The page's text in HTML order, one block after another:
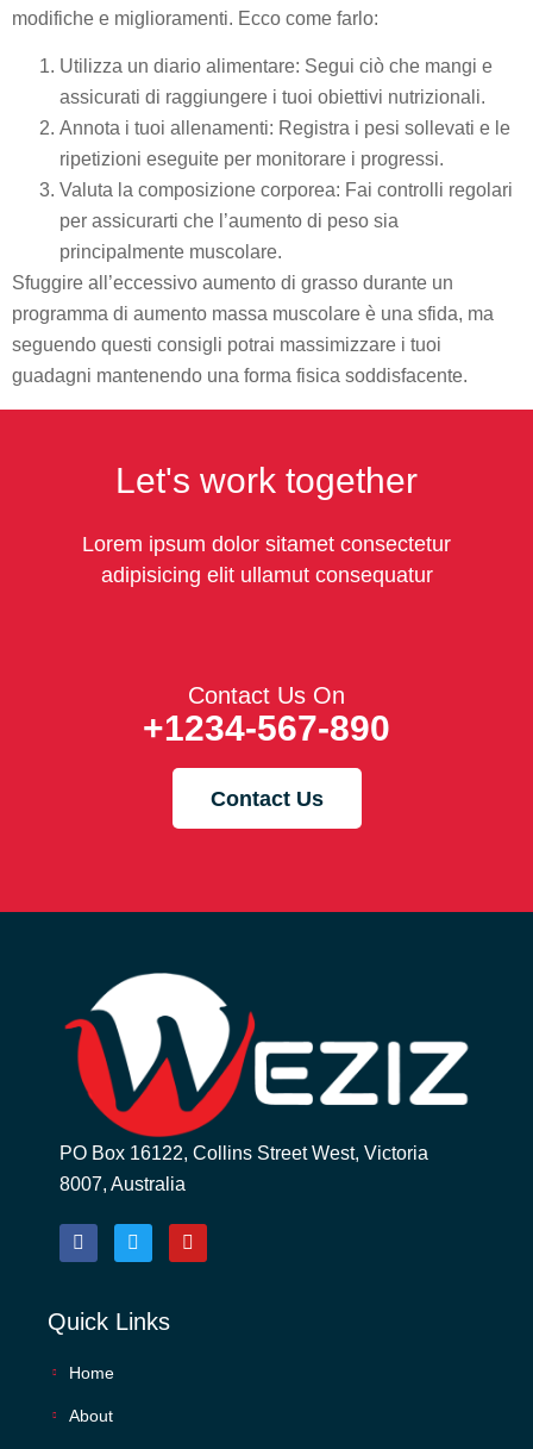
modifiche e miglioramenti. Ecco come farlo:
Utilizza un diario alimentare: Segui ciò che mangi e
assicurati di raggiungere i tuoi obiettivi nutrizionali.
Annota i tuoi allenamenti: Registra i pesi sollevati e le
ripetizioni eseguite per monitorare i progressi.
Valuta la composizione corporea: Fai controlli regolari
per assicurarti che l’aumento di peso sia
principalmente muscolare.
Sfuggire all’eccessivo aumento di grasso durante un
programma di aumento massa muscolare è una sfida, ma
seguendo questi consigli potrai massimizzare i tuoi
guadagni mantenendo una forma fisica soddisfacente.
Let's work together
Lorem ipsum dolor sitamet consectetur
adipisicing elit ullamut consequatur
Contact Us On
+1234-567-890
Contact Us
PO Box 16122, Collins Street West, Victoria
8007, Australia
Quick Links
Home
About